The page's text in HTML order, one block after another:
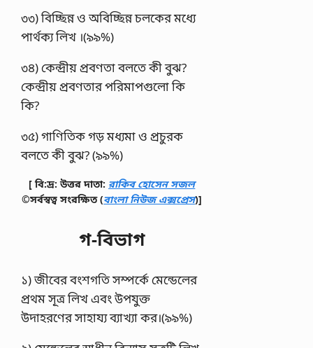
৩৩) বিচ্ছিন্ন ও অবিচ্ছিন্ন চলকের মধ্যে
পার্থক্য লিখ ।(৯৯%)
৩৪) কেন্দ্রীয় প্রবণতা বলতে কী বুঝ?
কেন্দ্রীয় প্রবণতার পরিমাপগুলাে কি
কি?
৩৫) গাণিতিক গড় মধ্যমা ও প্রচুরক
বলতে কী বুঝ? (৯৯%)
[ বি:দ্র: উত্তর দাতা: রাকিব হোসেন সজল
©সর্বস্বত্ব সংরক্ষিত (বাংলা নিউজ এক্সপ্রেস)]
গ-বিভাগ
১) জীবের বংশগতি সম্পর্কে মেন্ডেলের
প্রথম সূত্র লিখ এবং উপযুক্ত
উদাহরণের সাহায্য ব্যাখ্যা কর।(৯৯%)